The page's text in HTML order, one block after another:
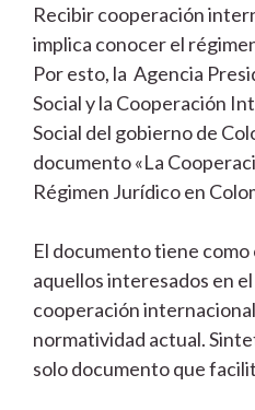
Recibir cooperación
implica conocer el
Por esto, la Agencia
Social y la Cooperación
Social del gobierno de
documento «La
Régimen Jurídico en
El documento tiene
aquellos interesados en
cooperación
normatividad actual.
solo documento que